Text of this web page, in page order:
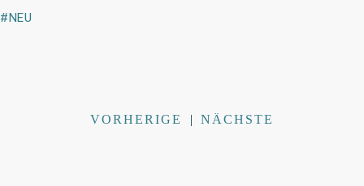
NEU
VORHERIGE | NÄCHSTE